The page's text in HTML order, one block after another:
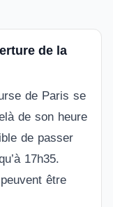
de la
de Paris se
de son heure
de passer
17h35.
être